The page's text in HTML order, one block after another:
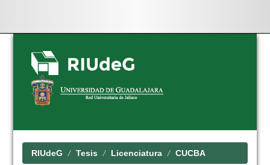
Skip
navigation
RIUdeG Tesis Licenciatura CUCBA